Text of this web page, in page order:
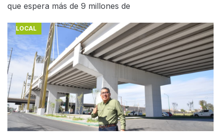
que espera más de 9 millones de
LOCAL